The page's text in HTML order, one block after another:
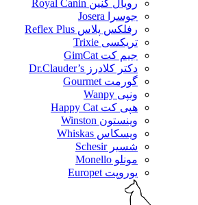
رویال کنین Royal Canin
جوسرا Josera
رفلکس پلاس Reflex Plus
تریکسی Trixie
جیم کت GimCat
دکتر کلادرز Dr.Clauder’s
گورمت Gourmet
ونپی Wanpy
هپی کت Happy Cat
وینستون Winston
ویسکاس Whiskas
شسیر Schesir
مونلو Monello
یوروپت Europet